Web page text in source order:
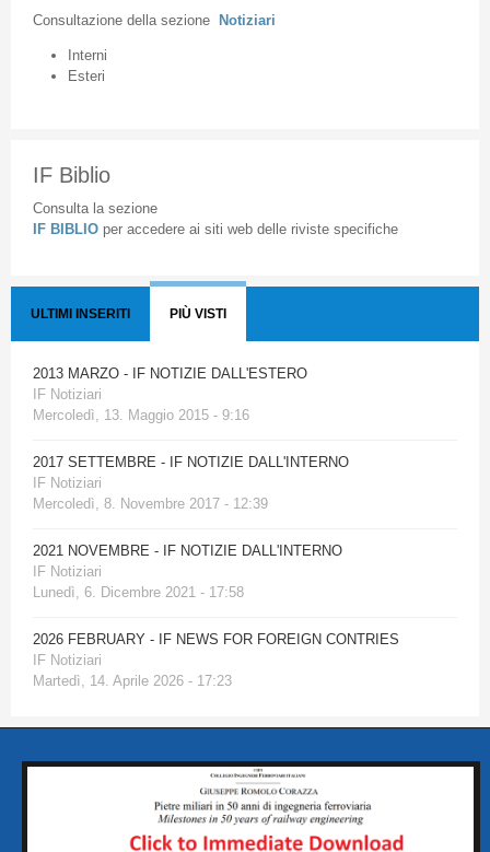
Consultazione della sezione Notiziari
Interni
Esteri
IF Biblio
Consulta la sezione
IF BIBLIO per accedere ai siti web delle riviste specifiche
ULTIMI INSERITI PIÙ VISTI
2013 MARZO - IF NOTIZIE DALL'ESTERO
IF Notiziari
Mercoledì, 13. Maggio 2015 - 9:16
2017 SETTEMBRE - IF NOTIZIE DALL'INTERNO
IF Notiziari
Mercoledì, 8. Novembre 2017 - 12:39
2021 NOVEMBRE - IF NOTIZIE DALL'INTERNO
IF Notiziari
Lunedì, 6. Dicembre 2021 - 17:58
2026 FEBRUARY - IF NEWS FOR FOREIGN CONTRIES
IF Notiziari
Martedì, 14. Aprile 2026 - 17:23